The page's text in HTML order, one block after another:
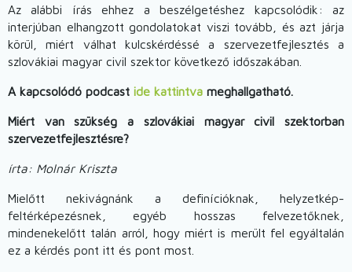
Az alábbi írás ehhez a beszélgetéshez kapcsolódik: az
interjúban elhangzott gondolatokat viszi tovább, és azt járja
körül, miért válhat kulcskérdéssé a szervezetfejlesztés a
szlovákiai magyar civil szektor következő időszakában.
A kapcsolódó podcast ide kattintva meghallgatható.
Miért van szükség a szlovákiai magyar civil szektorban
szervezetfejlesztésre?
írta: Molnár Kriszta
Mielőtt nekivágnánk a definícióknak, helyzetkép-
feltérképezésnek, egyéb hosszas felvezetőknek,
mindenekelőtt talán arról, hogy miért is merült fel egyáltalán
ez a kérdés pont itt és pont most.